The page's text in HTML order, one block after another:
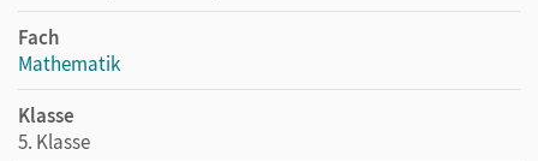
Fach
Mathematik
Klasse
5. Klasse